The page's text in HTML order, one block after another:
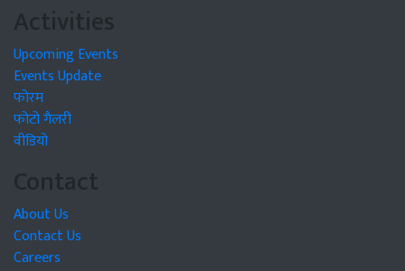
Activities
Upcoming Events
Events Update
फोरम
फोटो गैलरी
वीडियो
Contact
About Us
Contact Us
Careers